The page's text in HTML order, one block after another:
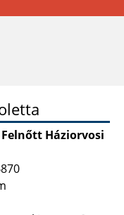
Háziorvosi